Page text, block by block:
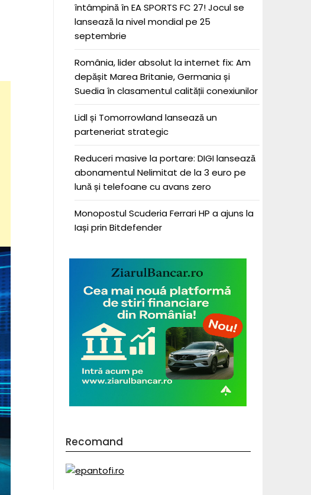
întâmpină în EA SPORTS FC 27! Jocul se
lansează la nivel mondial pe 25
septembrie
România, lider absolut la internet fix: Am
depășit Marea Britanie, Germania și
Suedia în clasamentul calității conexiunilor
Lidl și Tomorrowland lansează un
parteneriat strategic
Reduceri masive la portare: DIGI lansează
abonamentul Nelimitat de la 3 euro pe
lună și telefoane cu avans zero
Monopostul Scuderia Ferrari HP a ajuns la
Iași prin Bitdefender
Recomand